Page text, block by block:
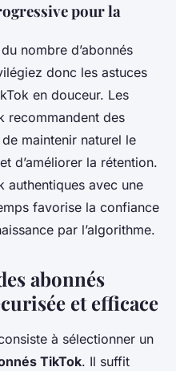
pour la
nombre d’abonnés
donc les astuces
en douceur. Les
recommandent des
maintenir naturel le
d’améliorer la rétention.
authentiques avec une
favorise la confiance
par l’algorithme.
abonnés
et efficace
à sélectionner un
TikTok. Il suffit